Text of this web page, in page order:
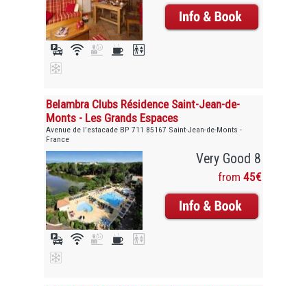
Belambra Clubs Résidence Saint-Jean-de-
Monts - Les Grands Espaces
Avenue de l’estacade BP 711 85167 Saint-Jean-de-Monts -
France
Very Good 8
from 45€